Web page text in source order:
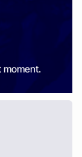
moment.